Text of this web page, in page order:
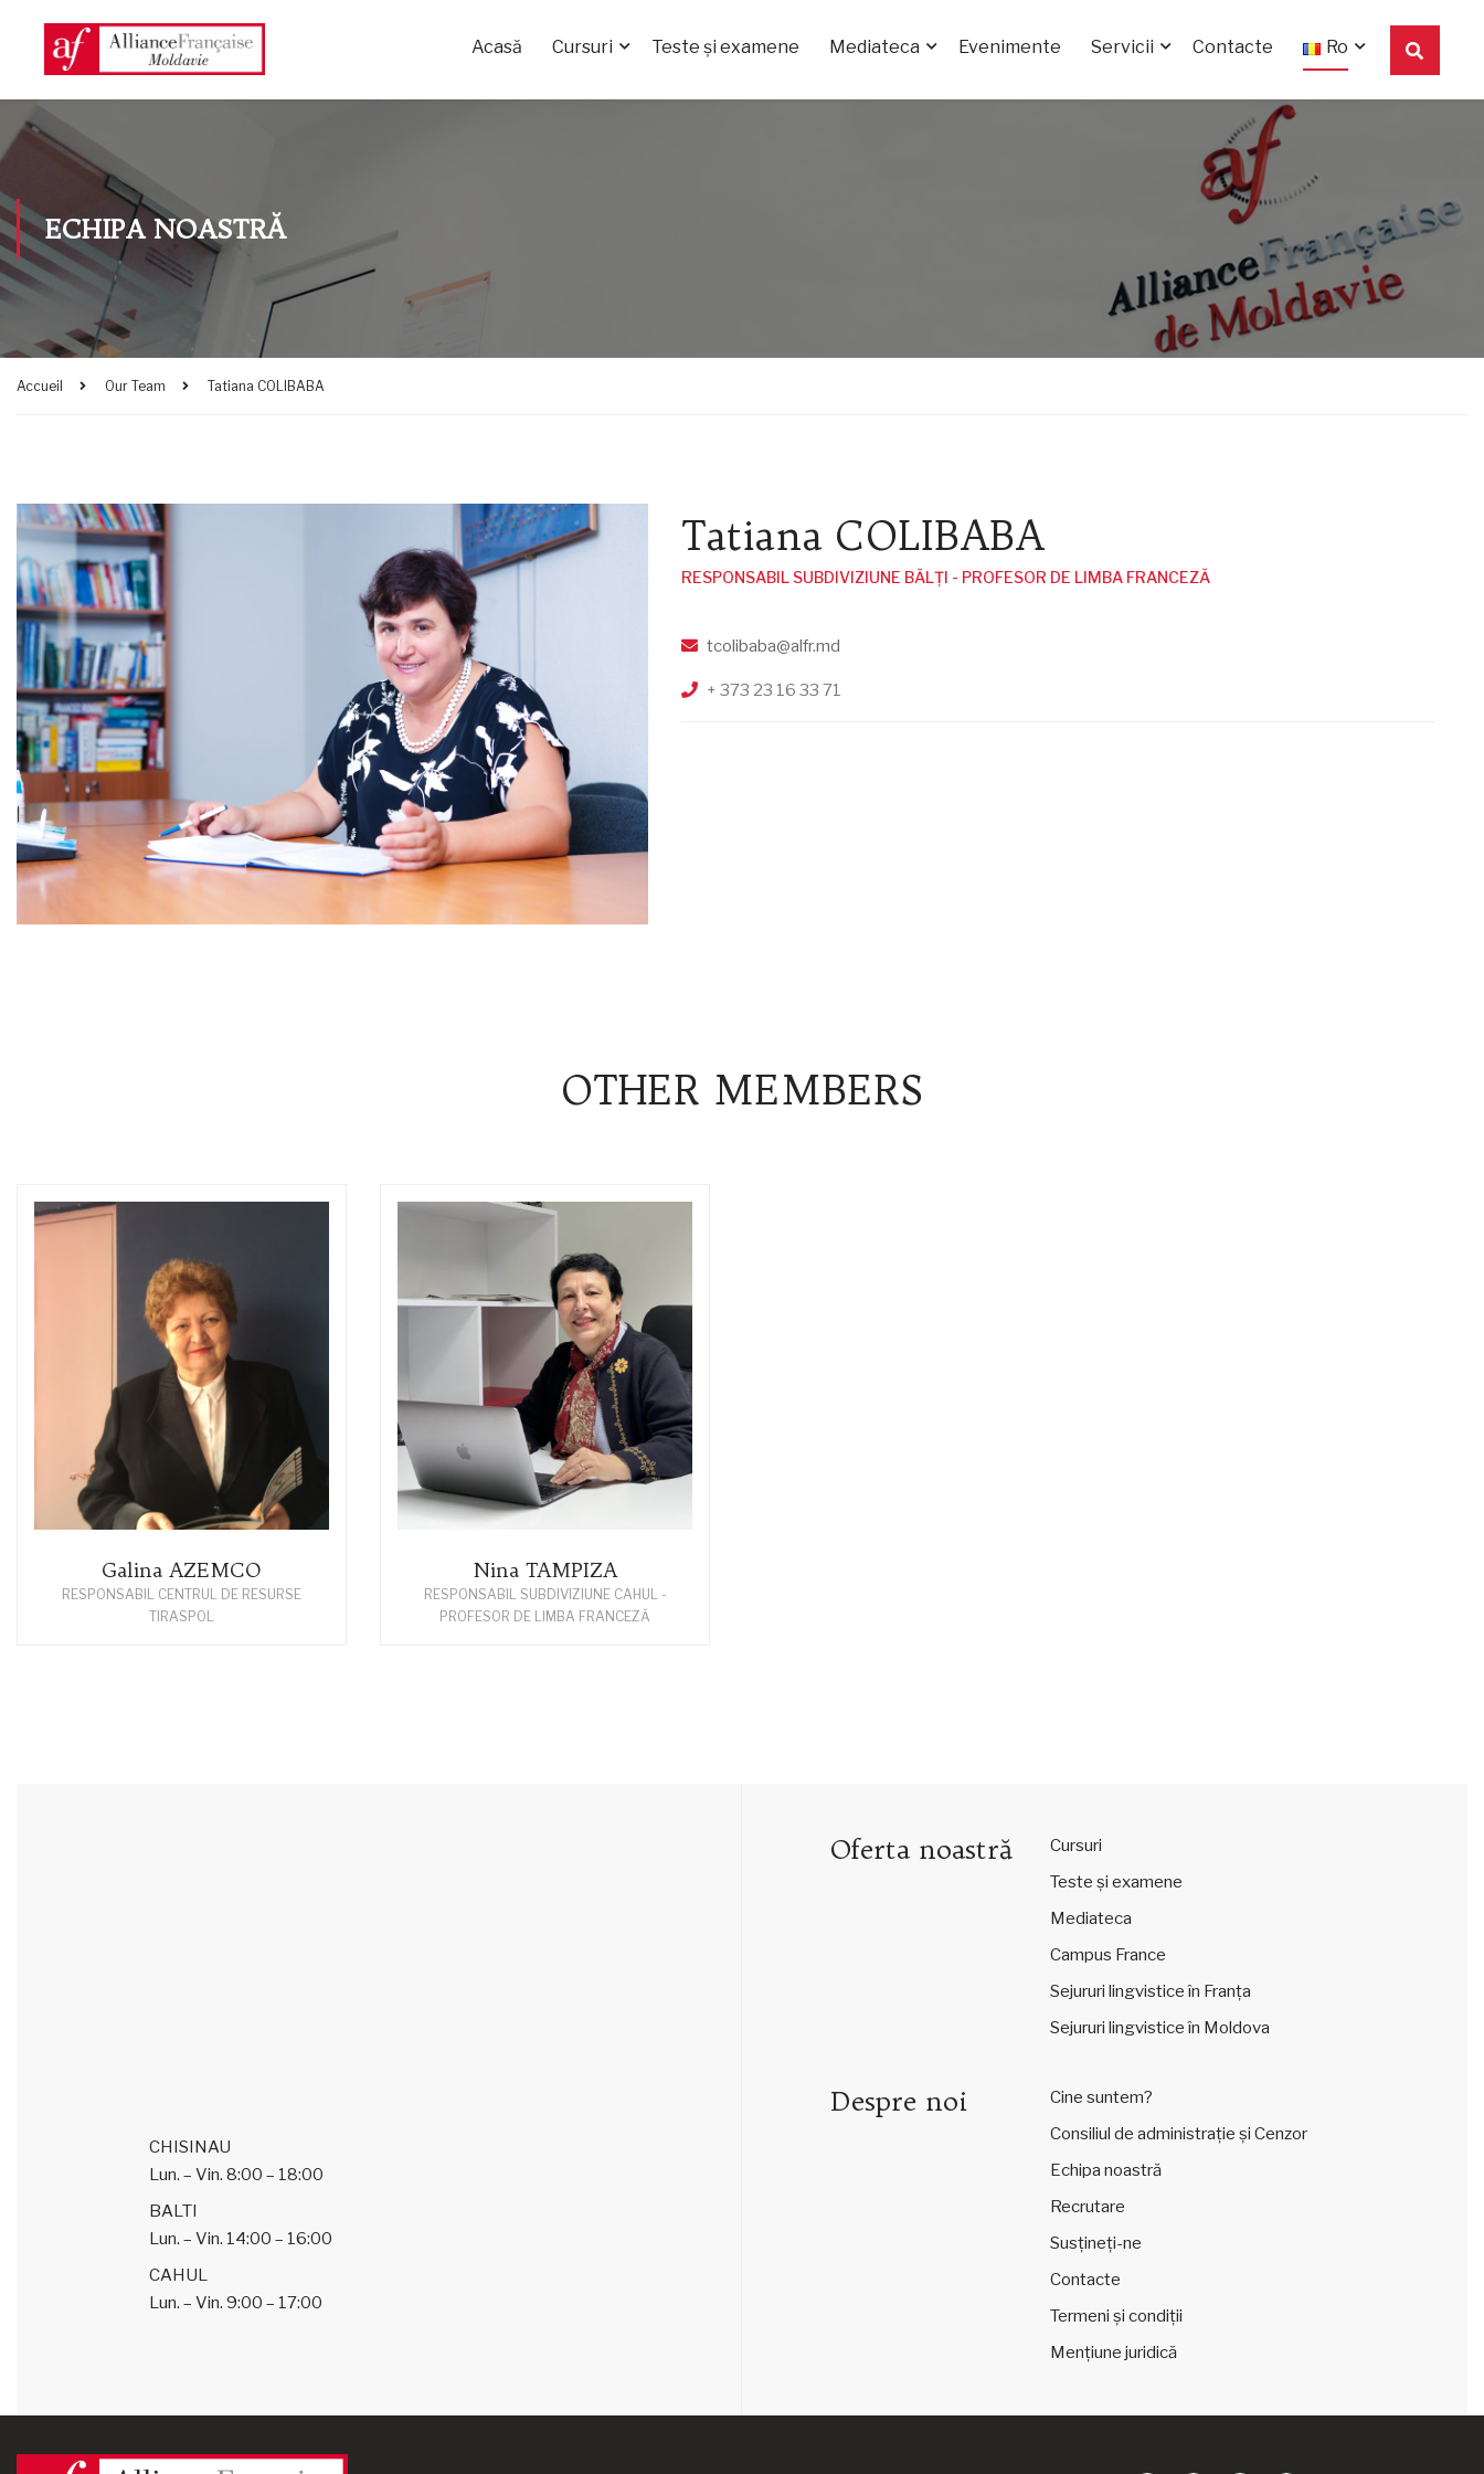
Acasă Cursuri Teste și examene Mediateca Evenimente Servicii Contacte Ro
ECHIPA NOASTRĂ
Accueil Our Team Tatiana COLIBABA
Tatiana COLIBABA
RESPONSABIL SUBDIVIZIUNE BĂLȚI - PROFESOR DE LIMBA FRANCEZĂ
tcolibaba@alfr.md
+ 373 23 16 33 71
OTHER MEMBERS
Galina AZEMCO
RESPONSABIL CENTRUL DE RESURSE
TIRASPOL
Nina TAMPIZA
RESPONSABIL SUBDIVIZIUNE CAHUL -
PROFESOR DE LIMBA FRANCEZĂ
CHISINAU
Lun. – Vin. 8:00 – 18:00
BALTI
Lun. – Vin. 14:00 – 16:00
CAHUL
Lun. – Vin. 9:00 – 17:00
Oferta noastră
Cursuri
Teste și examene
Mediateca
Campus France
Sejururi lingvistice în Franța
Sejururi lingvistice în Moldova
Despre noi
Cine suntem?
Consiliul de administrație și Cenzor
Echipa noastră
Recrutare
Susțineți-ne
Contacte
Termeni și condiții
Mențiune juridică